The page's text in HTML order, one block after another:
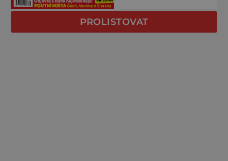
PROLISTOVAT